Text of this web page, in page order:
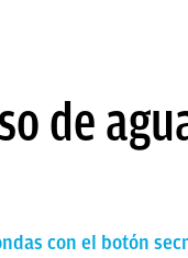
de
con el botón